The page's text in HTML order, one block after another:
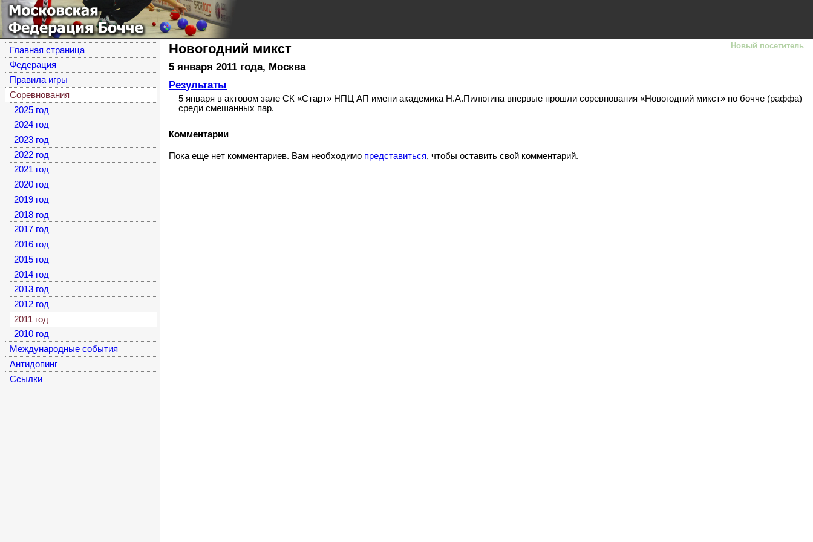
Московская
Федерация Бочче
Новый посетитель
Новогодний микст
5 января 2011 года, Москва
Результаты
5 января в актовом зале СК «Старт» НПЦ АП имени академика Н.А.Пилюгина впервые прошли соревнования «Новогодний микст» по бочче (раффа)
среди смешанных пар.
Комментарии
Пока еще нет комментариев. Вам необходимо представиться, чтобы оставить свой комментарий.
Главная страница
Федерация
Правила игры
Соревнования
2025 год
2024 год
2023 год
2022 год
2021 год
2020 год
2019 год
2018 год
2017 год
2016 год
2015 год
2014 год
2013 год
2012 год
2011 год
2010 год
Международные события
Антидопинг
Cсылки